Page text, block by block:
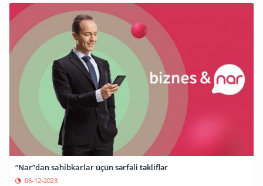
“Nar”dan sahibkarlar üçün sərfəli təkliflər
06-12-2023